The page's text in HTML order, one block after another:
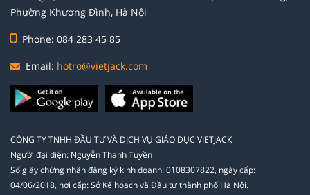
Phường Khương Đình, Hà Nội
Phone: 084 283 45 85
Email: hotro@vietjack.com
CÔNG TY TNHH ĐẦU TƯ VÀ DỊCH VỤ GIÁO DỤC VIETJACK
Người đại diện: Nguyễn Thanh Tuyền
Số giấy chứng nhận đăng ký kinh doanh: 0108307822, ngày cấp:
04/06/2018, nơi cấp: Sở Kế hoạch và Đầu tư thành phố Hà Nội.